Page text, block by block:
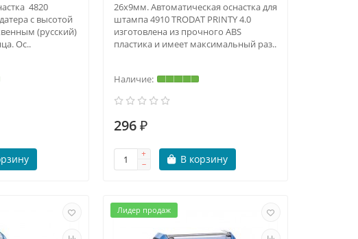
4820
с высотой
(русский)
Ос..
26х9мм. Автоматическая оснастка для
штампа 4910 TRODAT PRINTY 4.0
изготовлена из прочного ABS
пластика и имеет максимальный раз..
296 ₽
В корзину
Лидер продаж